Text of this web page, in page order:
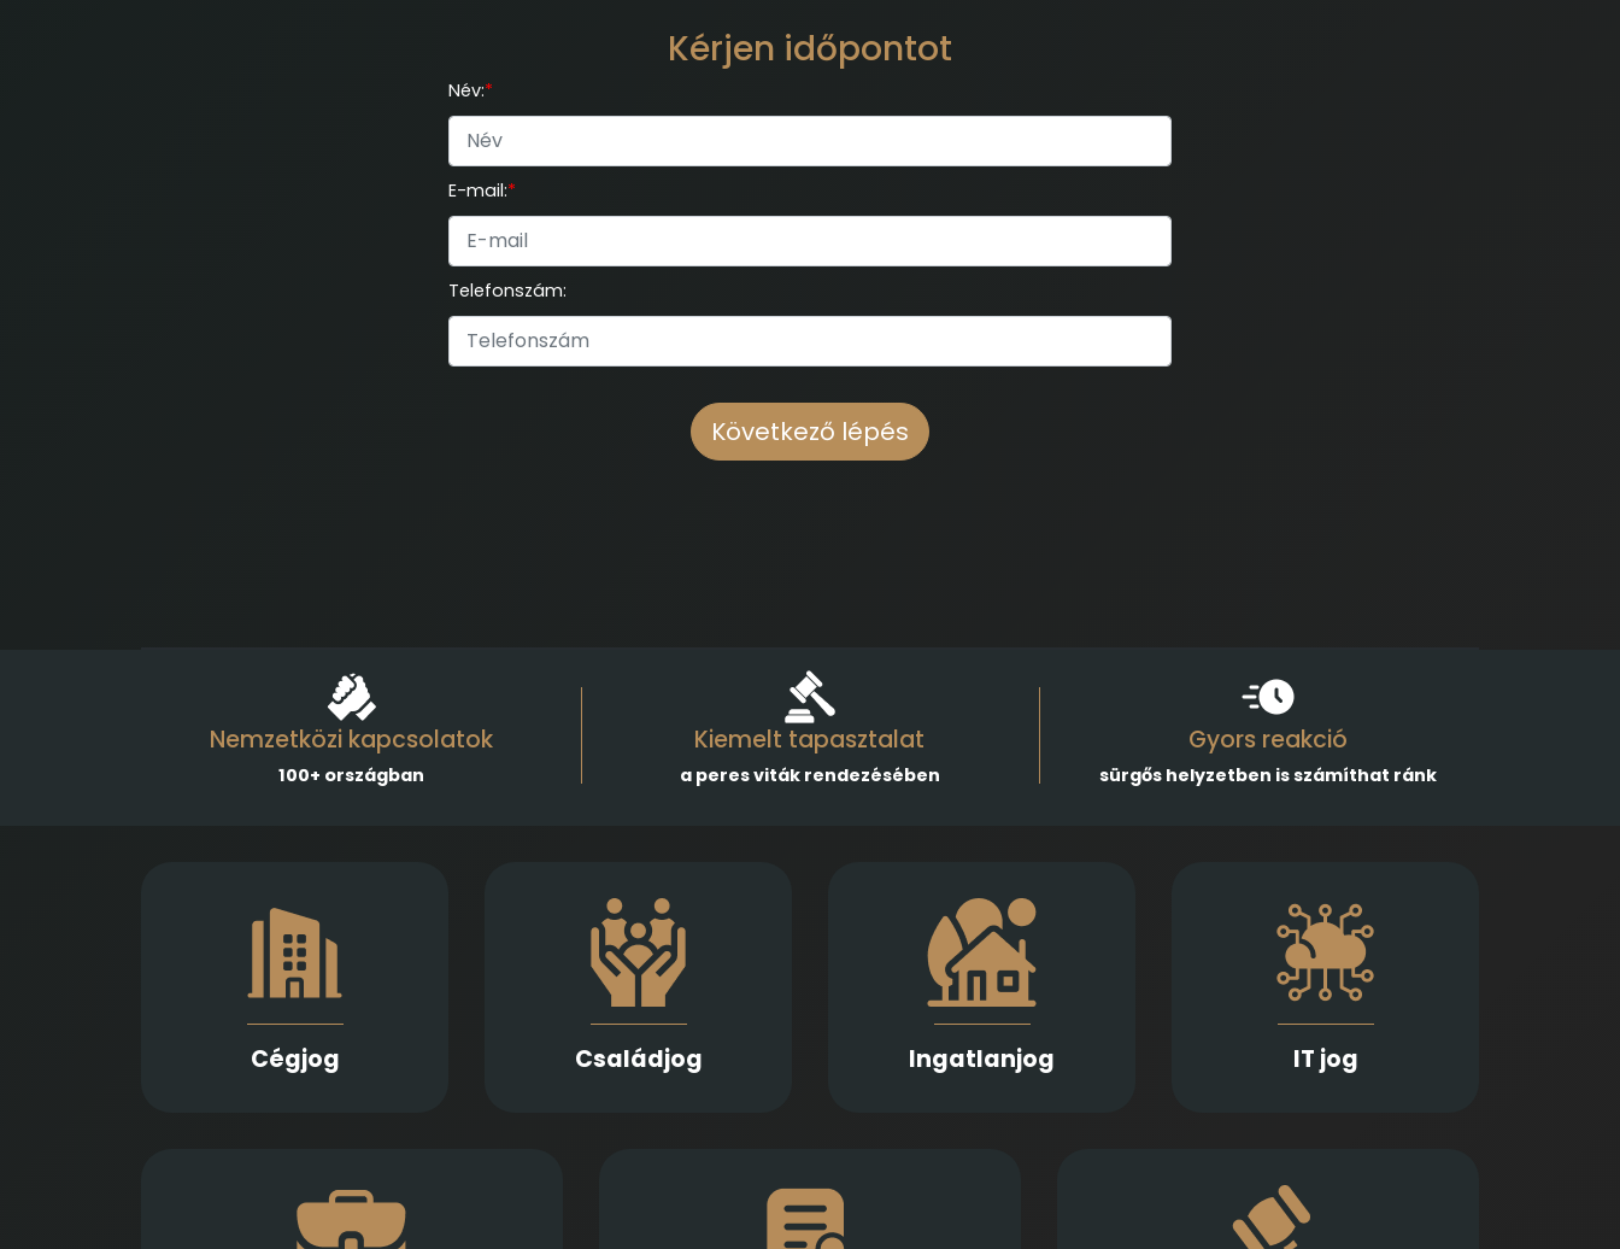
Kérjen időpontot
Név:*
E-mail:*
Telefonszám:
Következő lépés
Nemzetközi kapcsolatok
100+ országban
Kiemelt tapasztalat
a peres viták rendezésében
Gyors reakció
sürgős helyzetben is számíthat ránk
Cégjog
alapításában,
módosításában és
átalakulásában biztosítunk
teljes körű szolgáltatást
Jogi képviseletet vállalunk
végelszámolás, csőd- és
felszámolási eljárás során
Családjog
Empatikus, megalapozott jogi
támogatást nyújtunk
házassági bontóper,
vagyonmegosztás, tartásdíj,
gyermekelhelyezés, szülői
gyámság kapcsán
Ingatlanjog
Ingatlan adásvétel,
ajándékozás, bérlet, fejlesztés
és beruházási szerződések
szakértő jogi előkészítését és
IT jog
Információs technológiai
szerződések, adatvédelmi és
szoftverjogi kérdések, AI -val
Munkaszerződések, belső szabályzatok és
Számíthat ránk végrendeletek és öröklési
Több különböző jogterületen nyújtunk